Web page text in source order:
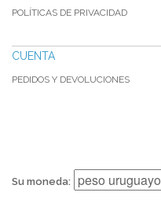
POLÍTICAS DE PRIVACIDAD
CUENTA
PEDIDOS Y DEVOLUCIONES
Su moneda: